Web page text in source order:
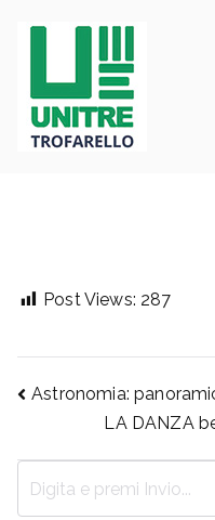
Post Views: 287
articoli
Astronomia:
LA DANZA